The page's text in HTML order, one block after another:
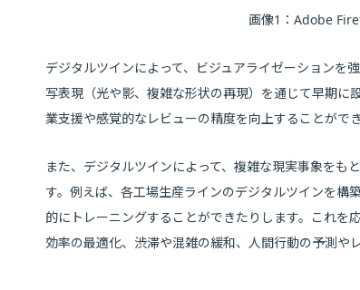
画像1：Adobe
デジタルツインによって、ビジュアライゼーションを
写表現（光や影、複雑な形状の再現）を通じて早期に
業支援や感覚的なレビューの精度を向上することがで
また、デジタルツインによって、複雑な現実事象をも
す。例えば、各工場生産ラインのデジタルツインを構
的にトレーニングすることができたりします。これを
効率の最適化、渋滞や混雑の緩和、人間行動の予測や